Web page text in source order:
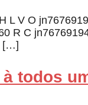
L V O
R C
[…]
todos